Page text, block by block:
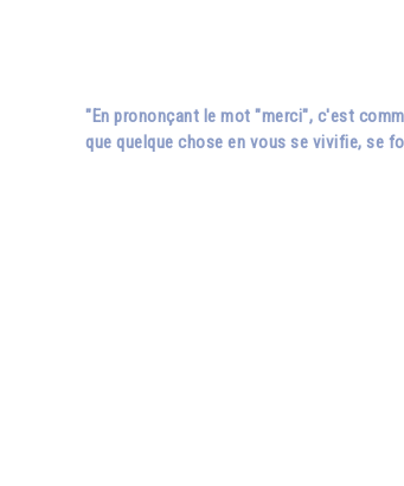
"En prononçant le mot "merci", c'est
que quelque chose en vous se vivifie, se